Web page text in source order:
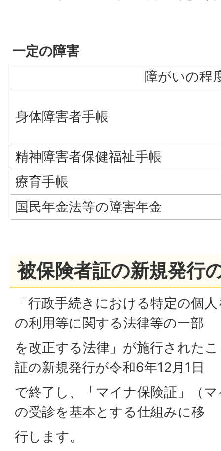
一定の障害
障がいの程
身体障害者手帳
精神障害者保健福祉手帳
療育手帳
国民年金法等の障害年金
被保険者証の新規発行
「行政手続きにおける特定の個
の利用等に関する法律等の一部
を改正する法律」が施行された
証の新規発行が令和6年12月1日
で終了し、「マイナ保険証」（
の受診を基本とする仕組みに移
行します。